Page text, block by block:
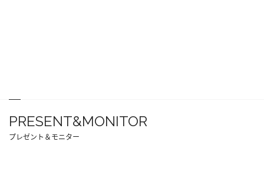
PRESENT&MONITOR
プレゼント＆モニター